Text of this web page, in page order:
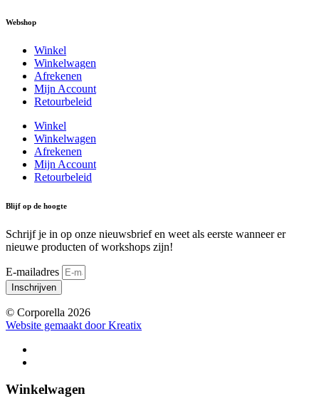
Webshop
Winkel
Winkelwagen
Afrekenen
Mijn Account
Retourbeleid
Winkel
Winkelwagen
Afrekenen
Mijn Account
Retourbeleid
Blijf op de hoogte
Schrijf je in op onze nieuwsbrief en weet als eerste wanneer er
nieuwe producten of workshops zijn!
E-mailadres
Inschrijven
© Corporella 2026
Website gemaakt door Kreatix
Winkelwagen